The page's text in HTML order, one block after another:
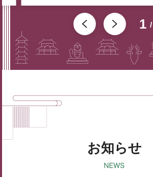
1
お知らせ